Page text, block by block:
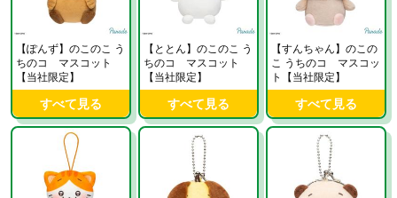
【ぽんず】のこのこ う
ちのコ マスコット
【当社限定】
すべて見る
【ととん】のこのこ う
ちのコ マスコット
【当社限定】
すべて見る
【すんちゃん】のこの
こ うちのコ マスコッ
ト【当社限定】
すべて見る